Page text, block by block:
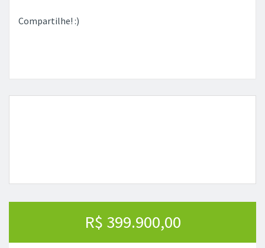
Compartilhe! :)
R$ 399.900,00